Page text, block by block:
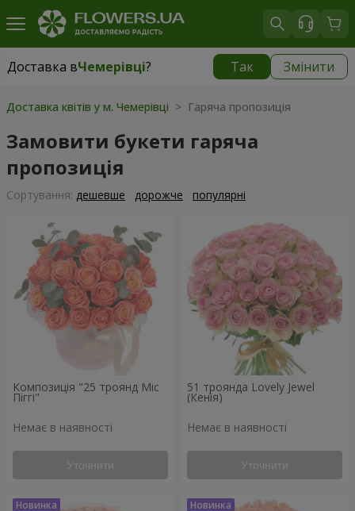
Доставка вЧемерівці? Так Змінити
Доставка вЧемерівці|
Доставка квітів у м. Чемерівці > Гаряча пропозиція
Замовити букети гаряча
пропозиція
Сортування: дешевше дорожче популярні
Композиція "25 троянд Міс
Піггі"
Немає в наявності
Уточнити
51 троянда Lovely Jewel
(Кенія)
Немає в наявності
Уточнити